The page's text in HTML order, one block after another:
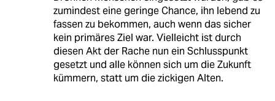
zumindest eine geringe Chance, ihn lebend zu
fassen zu bekommen, auch wenn das sicher
kein primäres Ziel war. Vielleicht ist durch
diesen Akt der Rache nun ein Schlusspunkt
gesetzt und alle können sich um die Zukunft
kümmern, statt um die zickigen Alten.